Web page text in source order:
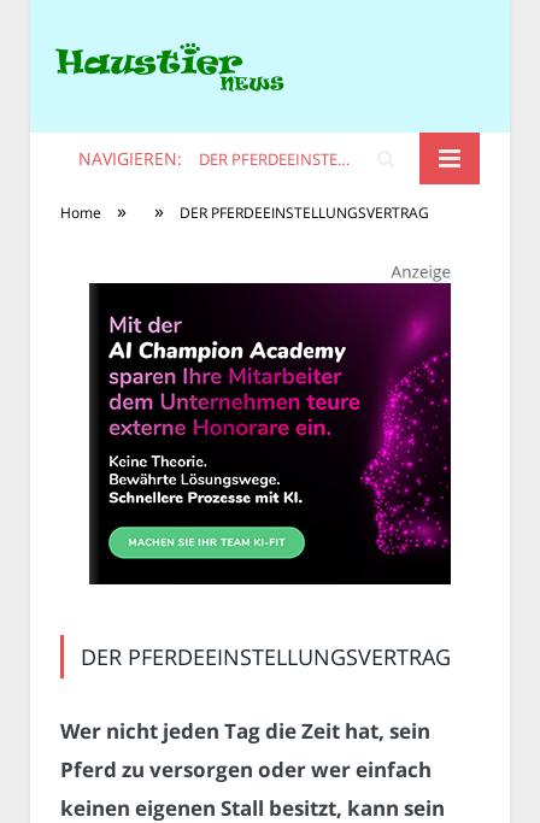
NAVIGIEREN: DER PFERDEEINSTELLUNGSVERTRAG
Home » » DER PFERDEEINSTELLUNGSVERTRAG
DER PFERDEEINSTELLUNGSVERTRAG
Wer nicht jeden Tag die Zeit hat, sein
Pferd zu versorgen oder wer einfach
keinen eigenen Stall besitzt, kann sein